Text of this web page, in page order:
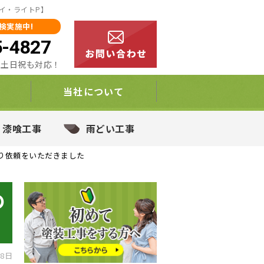
ライトP】
実施中!
4827
日祝も対応！
当社について
喰工事 雨どい工事
頼をいただきました
日